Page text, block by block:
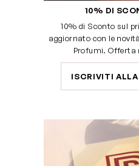
10% DI
10% di Sconto sul
aggiornato con le
Profumi. Offerta
ISCRIVITI